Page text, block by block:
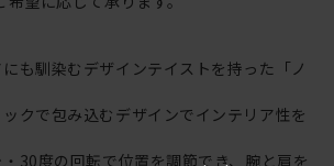
も馴染むデザインテイストを持った「ノ
クで包み込むデザインでインテリア性を
30度の回転で位置を調節でき、腕と肩を